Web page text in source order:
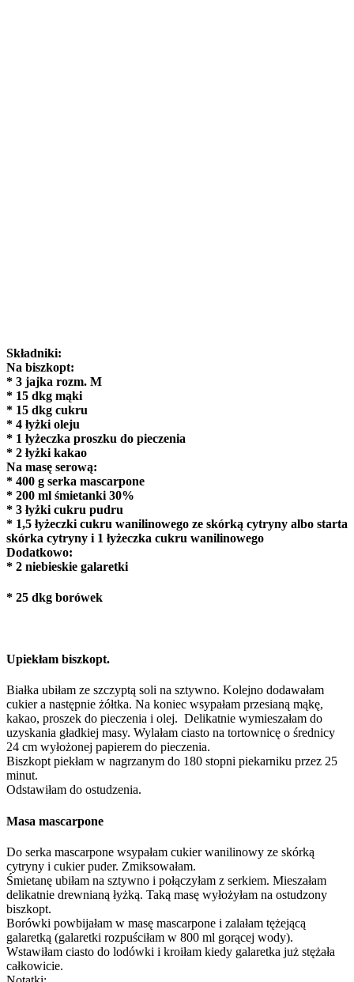
Składniki:
Na biszkopt:
* 3 jajka rozm. M
* 15 dkg mąki
* 15 dkg cukru
* 4 łyżki oleju
* 1 łyżeczka proszku do pieczenia
* 2 łyżki kakao
Na masę serową:
* 400 g serka mascarpone
* 200 ml śmietanki 30%
* 3 łyżki cukru pudru
* 1,5 łyżeczki cukru wanilinowego ze skórką cytryny albo starta
skórka cytryny i 1 łyżeczka cukru wanilinowego
Dodatkowo:
* 2 niebieskie galaretki
* 25 dkg borówek
Upiekłam biszkopt.
Białka ubiłam ze szczyptą soli na sztywno. Kolejno dodawałam
cukier a następnie żółtka. Na koniec wsypałam przesianą mąkę,
kakao, proszek do pieczenia i olej. Delikatnie wymieszałam do
uzyskania gładkiej masy. Wylałam ciasto na tortownicę o średnicy
24 cm wyłożonej papierem do pieczenia.
Biszkopt piekłam w nagrzanym do 180 stopni piekarniku przez 25
minut.
Odstawiłam do ostudzenia.
Masa mascarpone
Do serka mascarpone wsypałam cukier wanilinowy ze skórką
cytryny i cukier puder. Zmiksowałam.
Śmietanę ubiłam na sztywno i połączyłam z serkiem. Mieszałam
delikatnie drewnianą łyżką. Taką masę wyłożyłam na ostudzony
biszkopt.
Borówki powbijałam w masę mascarpone i zalałam tężejącą
galaretką (galaretki rozpuściłam w 800 ml gorącej wody).
Wstawiłam ciasto do lodówki i kroiłam kiedy galaretka już stężała
całkowicie.